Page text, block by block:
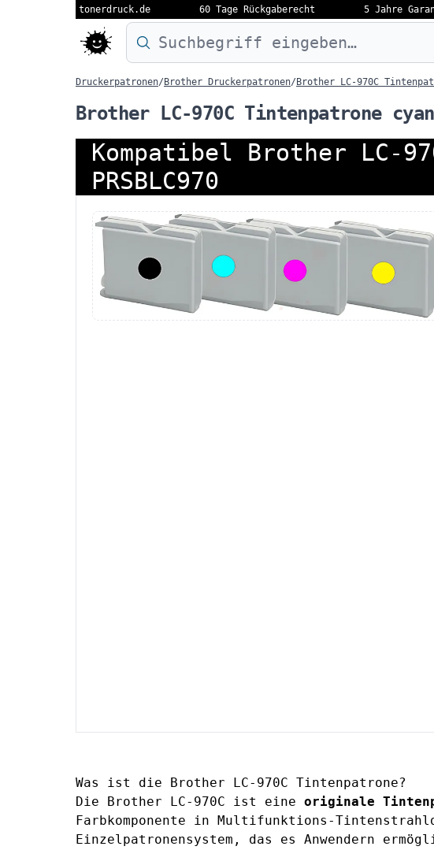
tonerdruck.de 60 Tage Rückgaberecht 5 Jahre
Druckermodell oder Produktnamen eingeben…
Druckerpatronen/ Brother Druckerpatronen/ Brother LC-970C
Brother LC-970C Tintenpatrone
Kompatibel Brother LC-
PRSBLC970
Was ist die Brother LC-970C Tintenpatrone?
Die Brother LC-970C ist eine originale
Farbkomponente in Multifunktions-
Einzelpatronensystem, das es Anwendern